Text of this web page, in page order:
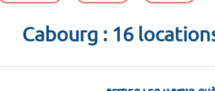
Cabourg : 16